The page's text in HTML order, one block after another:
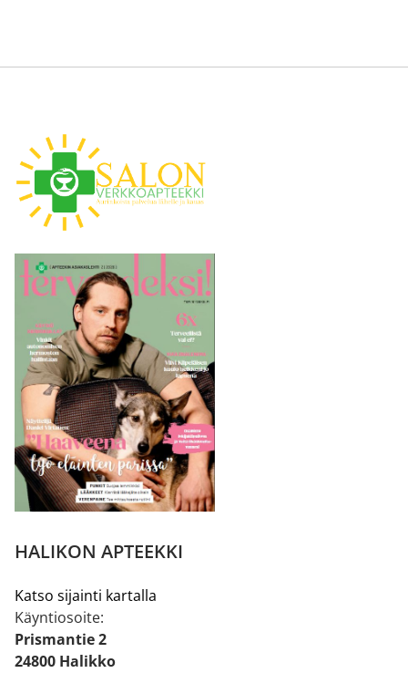
HALIKON APTEEKKI
Katso sijainti kartalla
Käyntiosoite:
Prismantie 2
24800 Halikko